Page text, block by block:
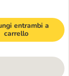
entrambi a
carrello